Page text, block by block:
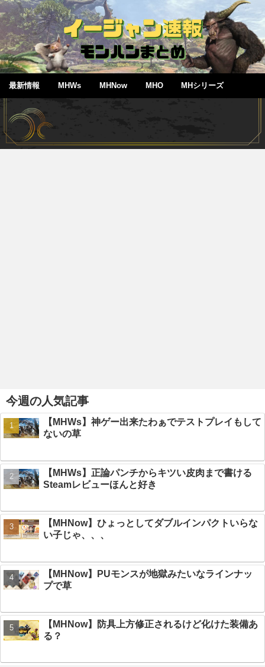
最新情報 MHWs MHNow MHO MHシリーズ
今週の人気記事
【MHWs】神ゲー出来たわぁでテストプレイもして
ないの草
【MHWs】正論パンチからキツい皮肉まで書ける
Steamレビューほんと好き
【MHNow】ひょっとしてダブルインパクトいらな
い子じゃ、、、
【MHNow】PUモンスが地獄みたいなラインナッ
プで草
【MHNow】防具上方修正されるけど化けた装備あ
る？